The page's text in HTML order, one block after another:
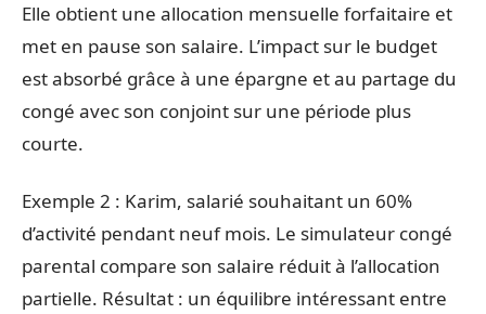
Elle obtient une allocation mensuelle forfaitaire et
met en pause son salaire. L’impact sur le budget
est absorbé grâce à une épargne et au partage du
congé avec son conjoint sur une période plus
courte.
Exemple 2 : Karim, salarié souhaitant un 60%
d’activité pendant neuf mois. Le simulateur congé
parental compare son salaire réduit à l’allocation
partielle. Résultat : un équilibre intéressant entre